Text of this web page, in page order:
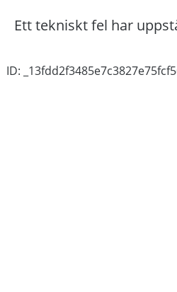
Ett tekniskt fel har
ID: